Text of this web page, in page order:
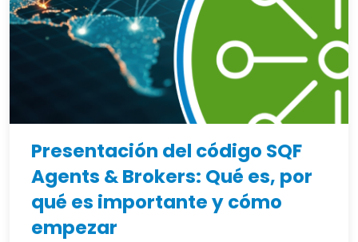
Presentación del código SQF
Agents & Brokers: Qué es, por
qué es importante y cómo
empezar